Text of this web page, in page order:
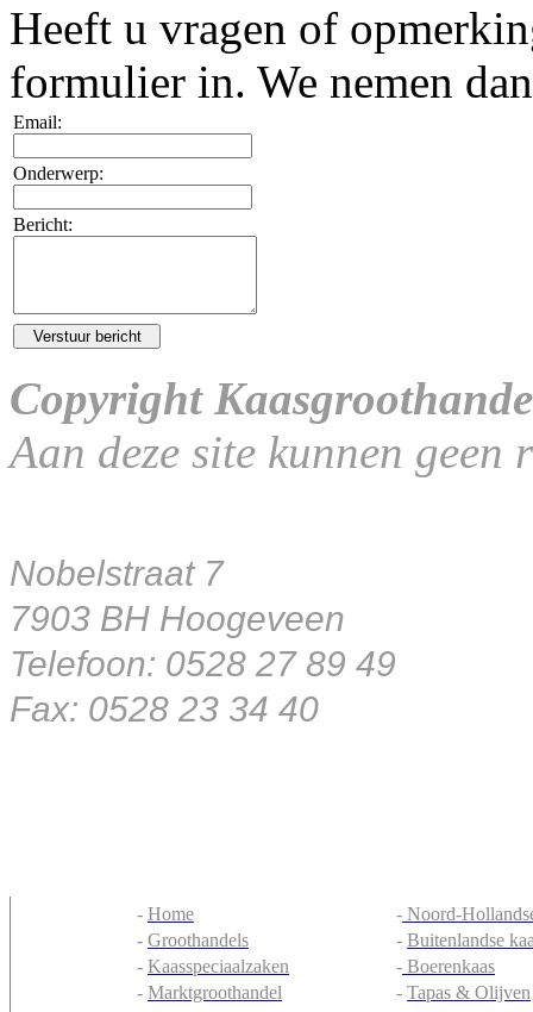
Heeft u vragen of
formulier in. We nemen
Email:
Onderwerp:
Bericht:
Copyright
Aan deze site kunnen
Nobelstraat 7
7903 BH Hoogeveen
Telefoon: 0528 27 89 49
Fax: 0528 23 34 40
- Home - Noord-
- Groothandels - Buitenlandse
- Kaasspeciaalzaken - Boerenkaas
- Marktgroothandel - Tapas & Olijven